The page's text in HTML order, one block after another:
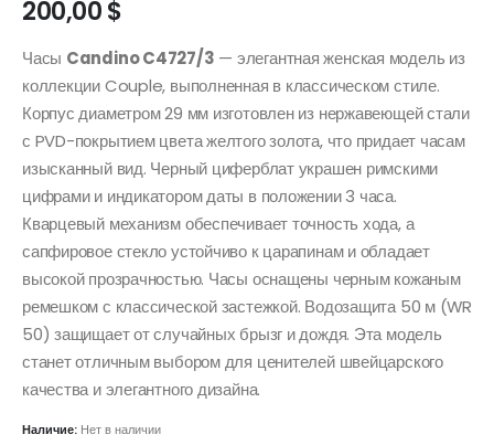
200,00$
Часы Candino C4727/3 — элегантная женская модель из
коллекции Couple, выполненная в классическом стиле.
Корпус диаметром 29 мм изготовлен из нержавеющей стали
с PVD-покрытием цвета желтого золота, что придает часам
изысканный вид. Черный циферблат украшен римскими
цифрами и индикатором даты в положении 3 часа.
Кварцевый механизм обеспечивает точность хода, а
сапфировое стекло устойчиво к царапинам и обладает
высокой прозрачностью. Часы оснащены черным кожаным
ремешком с классической застежкой. Водозащита 50 м (WR
50) защищает от случайных брызг и дождя. Эта модель
станет отличным выбором для ценителей швейцарского
качества и элегантного дизайна.
Наличие: Нет в наличии